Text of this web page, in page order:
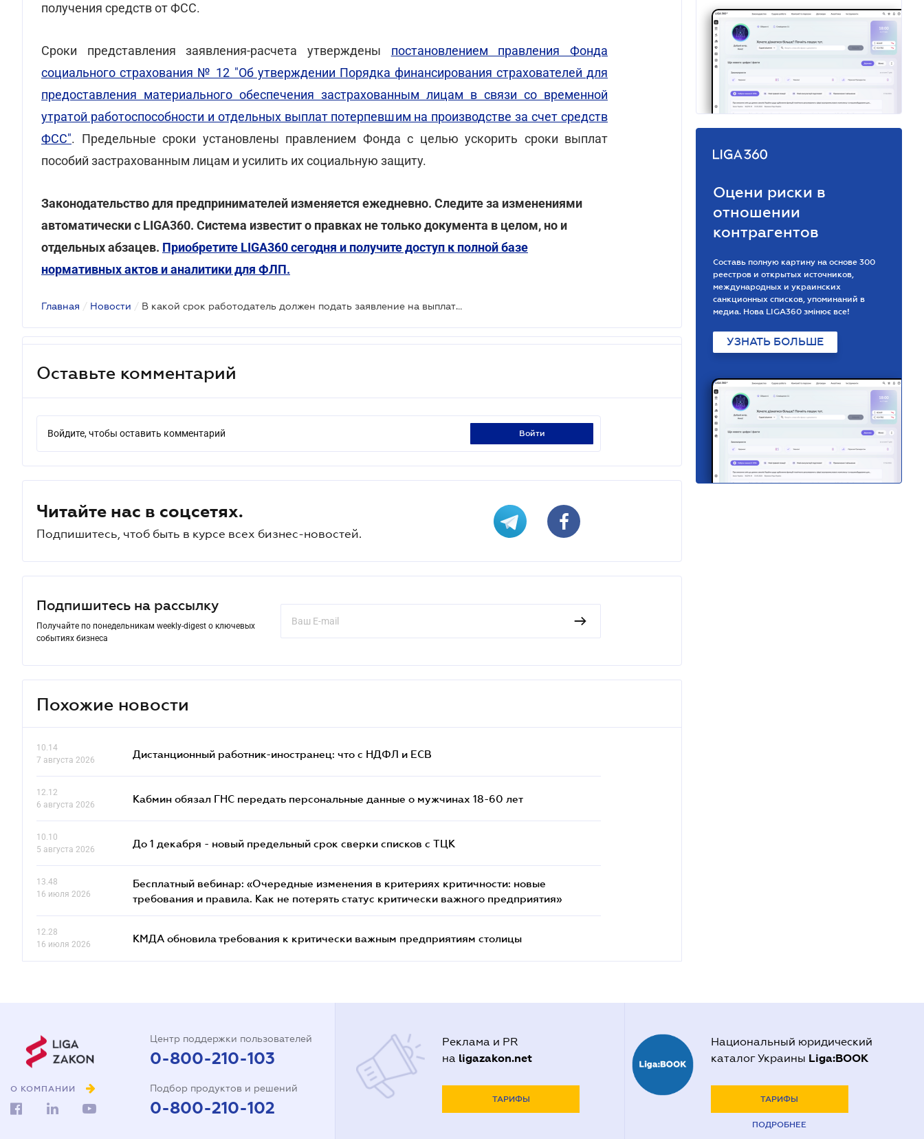
получения средств от ФСС.
Сроки представления заявления-расчета утверждены постановлением правления Фонда
социального страхования № 12 "Об утверждении Порядка финансирования страхователей для
предоставления материального обеспечения застрахованным лицам в связи со временной
утратой работоспособности и отдельных выплат потерпевшим на производстве за счет средств
ФСС". Предельные сроки установлены правлением Фонда с целью ускорить сроки выплат
пособий застрахованным лицам и усилить их социальную защиту.
Законодательство для предпринимателей изменяется ежедневно. Следите за изменениями
автоматически с LIGA360. Система известит о правках не только документа в целом, но и
отдельных абзацев. Приобретите LIGA360 сегодня и получите доступ к полной базе
нормативных актов и аналитики для ФЛП.
Главная / Новости / В какой срок работодатель должен подать заявление на выплату больничных и декретных
Оставьте комментарий
Войдите, чтобы оставить комментарий войти
Читайте нас в соцсетях.
Подпишитесь, чтоб быть в курсе всех бизнес-новостей.
Подпишитесь на рассылку
Получайте по понедельникам weekly-digest о ключевых
событиях бизнеса
Похожие новости
10.14
7 августа 2026
Дистанционный работник-иностранец: что с НДФЛ и ЕСВ
12.12
6 августа 2026
Кабмин обязал ГНС передать персональные данные о мужчинах 18-60 лет
10.10
5 августа 2026
До 1 декабря - новый предельный срок сверки списков c ТЦК
13.48
16 июля 2026
Бесплатный вебинар: «Очередные изменения в критериях критичности: новые
требования и правила. Как не потерять статус критически важного предприятия»
12.28
16 июля 2026
КМДА обновила требования к критически важным предприятиям столицы
Оцени риски в
отношении
контрагентов
Составь полную картину на основе 300
реестров и открытых источников,
международных и украинских
санкционных списков, упоминаний в
медиа. Нова LIGA360 змінює все!
УЗНАТЬ БОЛЬШЕ
О КОМПАНИИ
Центр поддержки пользователей
0-800-210-103
Подбор продуктов и решений
0-800-210-102
Реклама и PR
на ligazakon.net
ТАРИФЫ
Национальный юридический
каталог Украины Liga:BOOK
ТАРИФЫ
ПОДРОБНЕЕ